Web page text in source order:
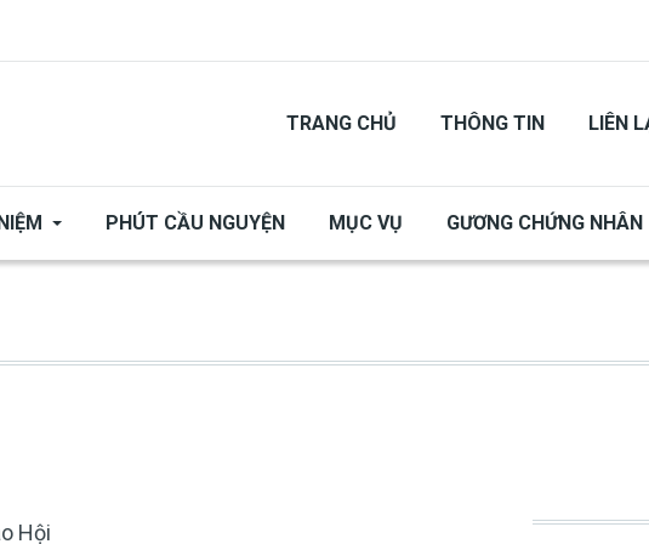
TRANG CHỦ THÔNG TIN LIÊN
PHÚT CẦU NGUYỆN MỤC VỤ GƯƠNG CHỨNG NHÂN
Hội